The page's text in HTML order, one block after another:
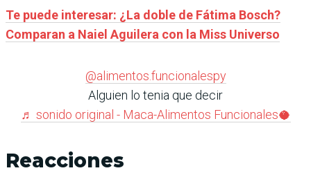
Te puede interesar: ¿La doble de Fátima Bosch?
Comparan a Naiel Aguilera con la Miss Universo
@alimentos.funcionalespy
Alguien lo tenia que decir
♬ sonido original - Maca-Alimentos Funcionales🥥
Reacciones